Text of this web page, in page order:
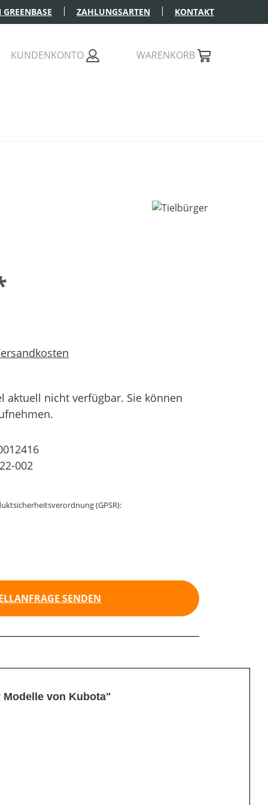
ZAHLUNGSARTEN KONTAKT
KUNDENKONTO WARENKORB
aktuell nicht verfügbar. Sie können
002
(GPSR):
SENDEN
von Kubota"